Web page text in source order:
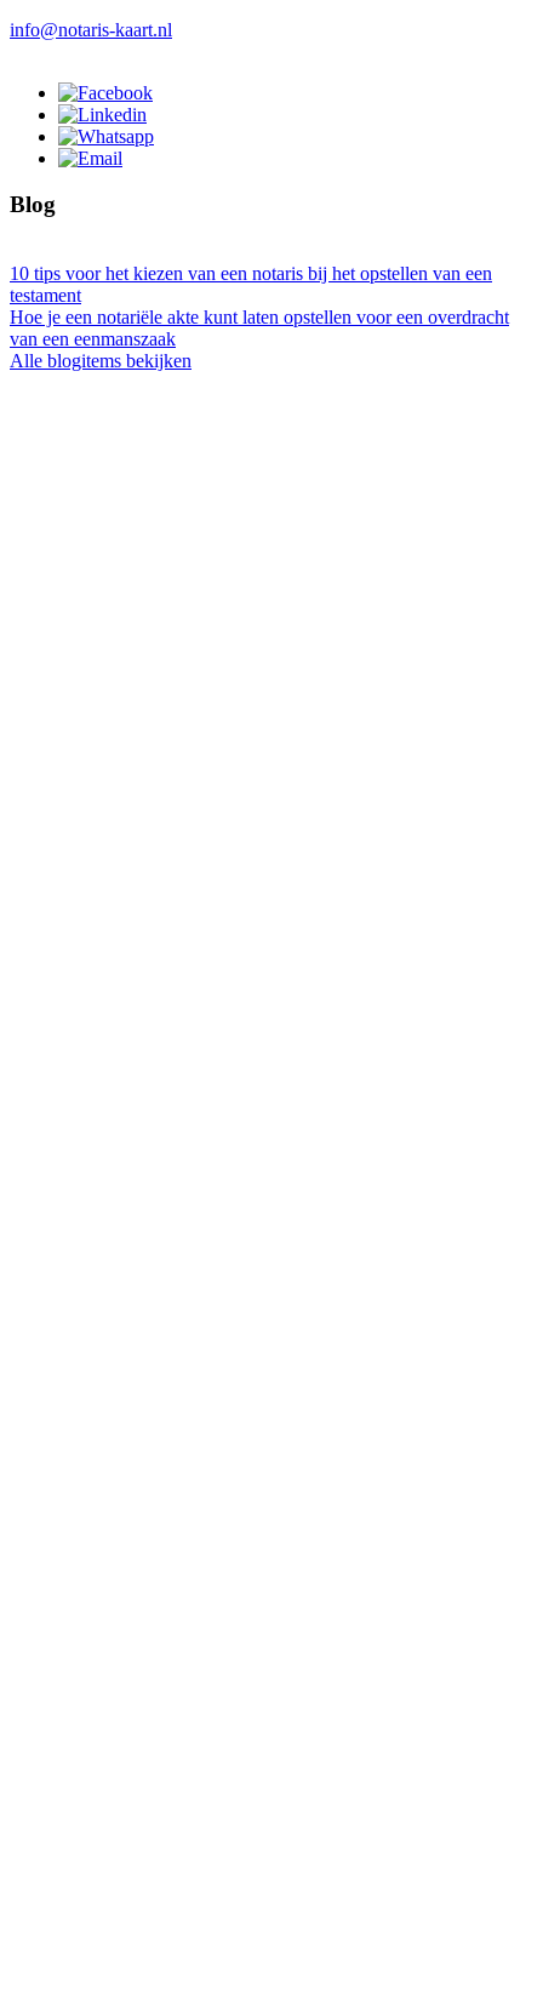
info@notaris-kaart.nl
Blog
10 tips voor het kiezen van een notaris bij het opstellen van een
testament
Hoe je een notariële akte kunt laten opstellen voor een overdracht
van een eenmanszaak
Alle blogitems bekijken